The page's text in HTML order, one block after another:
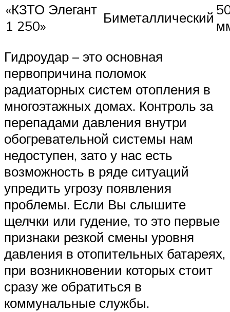
«КЗТО Элегант
1 250»
Биметаллический
Гидроудар – это основная
первопричина поломок
радиаторных систем отопления в
многоэтажных домах. Контроль за
перепадами давления внутри
обогревательной системы нам
недоступен, зато у нас есть
возможность в ряде ситуаций
упредить угрозу появления
проблемы. Если Вы слышите
щелчки или гудение, то это первые
признаки резкой смены уровня
давления в отопительных батареях,
при возникновении которых стоит
сразу же обратиться в
коммунальные службы.